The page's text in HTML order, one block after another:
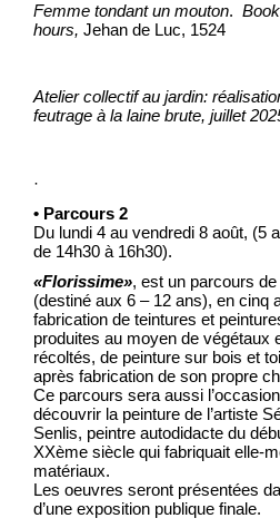
Femme tondant un mouton.
hours, Jehan de Luc, 1524
Atelier collectif au jardin:
feutrage à la laine brute, juillet
·
• Parcours 2
Du lundi 4 au vendredi 8 août, (5
de 14h30 à 16h30).
«Florissime», est un parcours
(destiné aux 6 – 12 ans), en cinq
fabrication de teintures et
produites au moyen de végétaux
récoltés, de peinture sur bois et
après fabrication de son propre
Ce parcours sera aussi
découvrir la peinture de l’artiste
Senlis, peintre autodidacte du
XXème siècle qui fabriquait elle-
matériaux.
Les oeuvres seront présentées
d’une exposition publique finale.